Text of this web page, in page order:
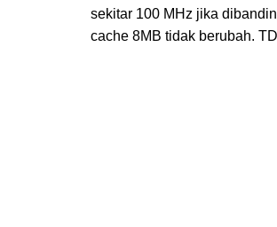
sekitar 100 MHz jika
cache 8MB tidak berubah.